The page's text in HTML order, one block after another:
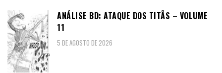
ANÁLISE BD: ATAQUE DOS TITÃS – VOLUME
11
5 DE AGOSTO DE 2026